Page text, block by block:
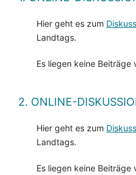
Hier geht es zum
Landtags.
Es liegen keine Beiträge
2. ONLINE-
Hier geht es zum
Landtags.
Es liegen keine Beiträge